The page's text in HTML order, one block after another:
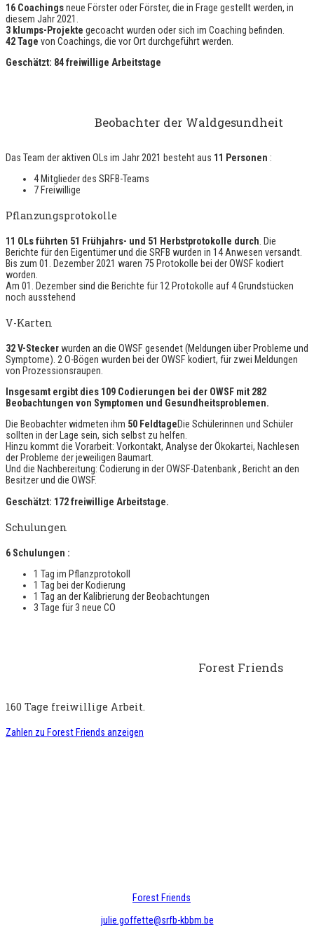
16 Coachingsneue Förster oder Förster, die in Frage gestellt werden, in
diesem Jahr 2021.
3 klumps-Projekte gecoacht wurden oder sich im Coaching befinden.
42 Tage von Coachings, die vor Ort durchgeführt werden.
Geschätzt: 84 freiwillige Arbeitstage
Beobachter der Waldgesundheit
Das Team der aktiven OLs im Jahr 2021 besteht aus 11 Personen :
4 Mitglieder des SRFB-Teams
7 Freiwillige
Pflanzungsprotokolle
11 OLs führten 51 Frühjahrs- und 51 Herbstprotokolle durch . Die
Berichte für den Eigentümer und die SRFB wurden in 14 Anwesen versandt.
Bis zum 01. Dezember 2021 waren 75 Protokolle bei der OWSF kodiert
worden.
Am 01. Dezember sind die Berichte für 12 Protokolle auf 4 Grundstücken
noch ausstehend
V-Karten
32 V-Steckerwurden an die OWSF gesendet (Meldungen über Probleme und
Symptome). 2 O-Bögen wurden bei der OWSF kodiert, für zwei Meldungen
von Prozessionsraupen.
Insgesamt ergibt dies 109 Codierungen bei der OWSF mit 282
Beobachtungen von Symptomen und Gesundheitsproblemen.
Die Beobachter widmeten ihm 50 FeldtageDie Schülerinnen und Schüler
sollten in der Lage sein, sich selbst zu helfen.
Hinzu kommt die Vorarbeit: Vorkontakt, Analyse der Ökokartei, Nachlesen
der Probleme der jeweiligen Baumart.
Und die Nachbereitung: Codierung in der OWSF-Datenbank , Bericht an den
Besitzer und die OWSF.
Geschätzt: 172 freiwillige Arbeitstage.
Schulungen
6 Schulungen :
1 Tag im Pflanzprotokoll
1 Tag bei der Kodierung
1 Tag an der Kalibrierung der Beobachtungen
3 Tage für 3 neue CO
Forest Friends
160 Tage freiwillige Arbeit.
Zahlen zu Forest Friends anzeigen
Forest Friends
julie.goffette@srfb-kbbm.be